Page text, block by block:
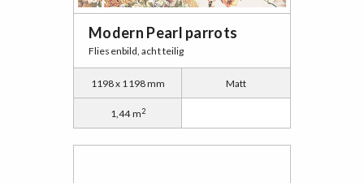
Modern Pearl parrots
Fliesenbild, acht teilig
1198 x 1198 mm Matt
1,44 m2